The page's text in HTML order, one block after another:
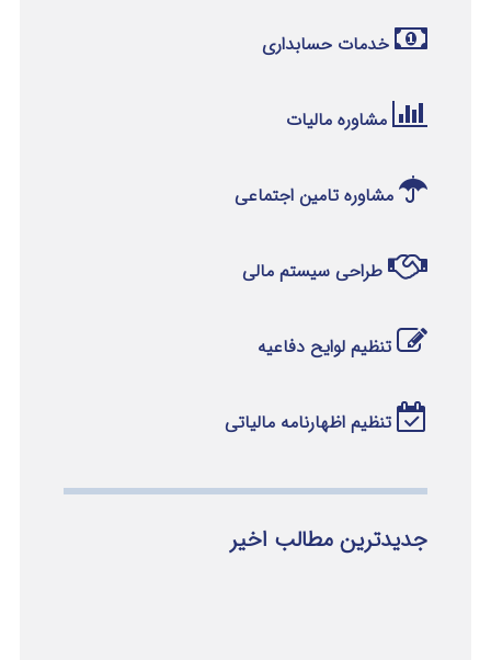
خدمات حسابداری
مشاوره مالیات
مشاوره تامین اجتماعی
طراحی سیستم مالی
تنظیم لوایح دفاعیه
تنظیم اظهارنامه مالیاتی
جدیدترین مطالب اخیر